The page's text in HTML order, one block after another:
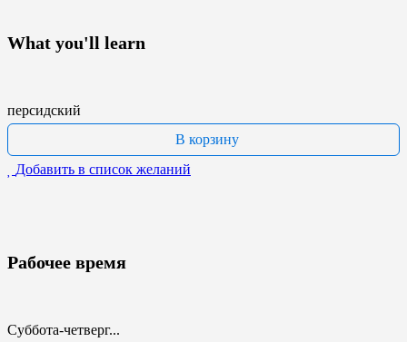
What you'll learn
персидский
В корзину
Добавить в список желаний
Рабочее время
Суббота-четверг...